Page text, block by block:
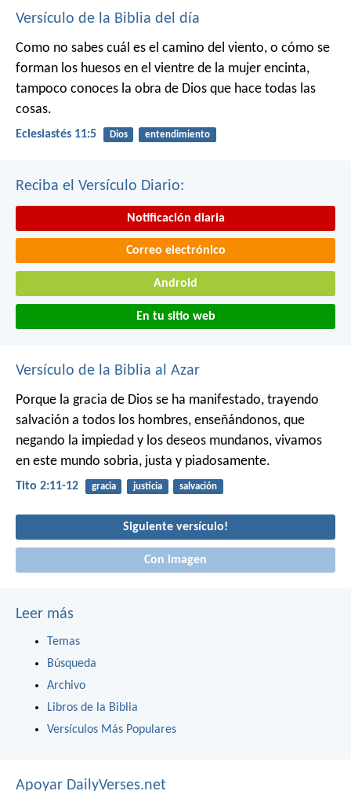
Versículo de la Biblia del día
Como no sabes cuál es el camino del viento, o cómo se
forman los huesos en el vientre de la mujer encinta,
tampoco conoces la obra de Dios que hace todas las
cosas.
Eclesiastés 11:5 Dios entendimiento
Reciba el Versículo Diario:
Notificación diaria
Correo electrónico
Android
En tu sitio web
Versículo de la Biblia al Azar
Porque la gracia de Dios se ha manifestado, trayendo
salvación a todos los hombres, enseñándonos, que
negando la impiedad y los deseos mundanos, vivamos
en este mundo sobria, justa y piadosamente.
Tito 2:11-12 gracia justicia salvación
Siguiente versículo!
Con imagen
Leer más
Temas
Búsqueda
Archivo
Libros de la Biblia
Versículos Más Populares
Apoyar DailyVerses.net